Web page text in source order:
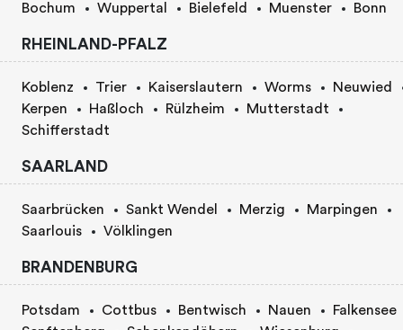
Bochum
Wuppertal Bielefeld Muenster Bonn
RHEINLAND-PFALZ
Koblenz Trier Kaiserslautern Worms
Neuwied
Kerpen
Haßloch Rülzheim
Mutterstadt
Schifferstadt
SAARLAND
Saarbrücken Sankt Wendel Merzig
Marpingen
Saarlouis
Völklingen
BRANDENBURG
Potsdam Cottbus Bentwisch Nauen
Falkensee